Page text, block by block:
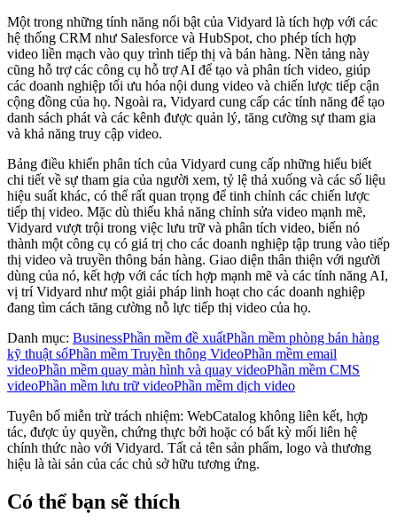
Một trong những tính năng nổi bật của Vidyard là tích hợp với các
hệ thống CRM như Salesforce và HubSpot, cho phép tích hợp
video liền mạch vào quy trình tiếp thị và bán hàng. Nền tảng này
cũng hỗ trợ các công cụ hỗ trợ AI để tạo và phân tích video, giúp
các doanh nghiệp tối ưu hóa nội dung video và chiến lược tiếp cận
cộng đồng của họ. Ngoài ra, Vidyard cung cấp các tính năng để tạo
danh sách phát và các kênh được quản lý, tăng cường sự tham gia
và khả năng truy cập video.
Bảng điều khiển phân tích của Vidyard cung cấp những hiểu biết
chi tiết về sự tham gia của người xem, tỷ lệ thả xuống và các số liệu
hiệu suất khác, có thể rất quan trọng để tinh chỉnh các chiến lược
tiếp thị video. Mặc dù thiếu khả năng chỉnh sửa video mạnh mẽ,
Vidyard vượt trội trong việc lưu trữ và phân tích video, biến nó
thành một công cụ có giá trị cho các doanh nghiệp tập trung vào tiếp
thị video và truyền thông bán hàng. Giao diện thân thiện với người
dùng của nó, kết hợp với các tích hợp mạnh mẽ và các tính năng AI,
vị trí Vidyard như một giải pháp linh hoạt cho các doanh nghiệp
đang tìm cách tăng cường nỗ lực tiếp thị video của họ.
Danh mục: BusinessPhần mềm đề xuấtPhần mềm phòng bán hàng
kỹ thuật sốPhần mềm Truyền thông VideoPhần mềm email
videoPhần mềm quay màn hình và quay videoPhần mềm CMS
videoPhần mềm lưu trữ videoPhần mềm dịch video
Tuyên bố miễn trừ trách nhiệm: WebCatalog không liên kết, hợp
tác, được ủy quyền, chứng thực bởi hoặc có bất kỳ mối liên hệ
chính thức nào với Vidyard. Tất cả tên sản phẩm, logo và thương
hiệu là tài sản của các chủ sở hữu tương ứng.
Có thể bạn sẽ thích